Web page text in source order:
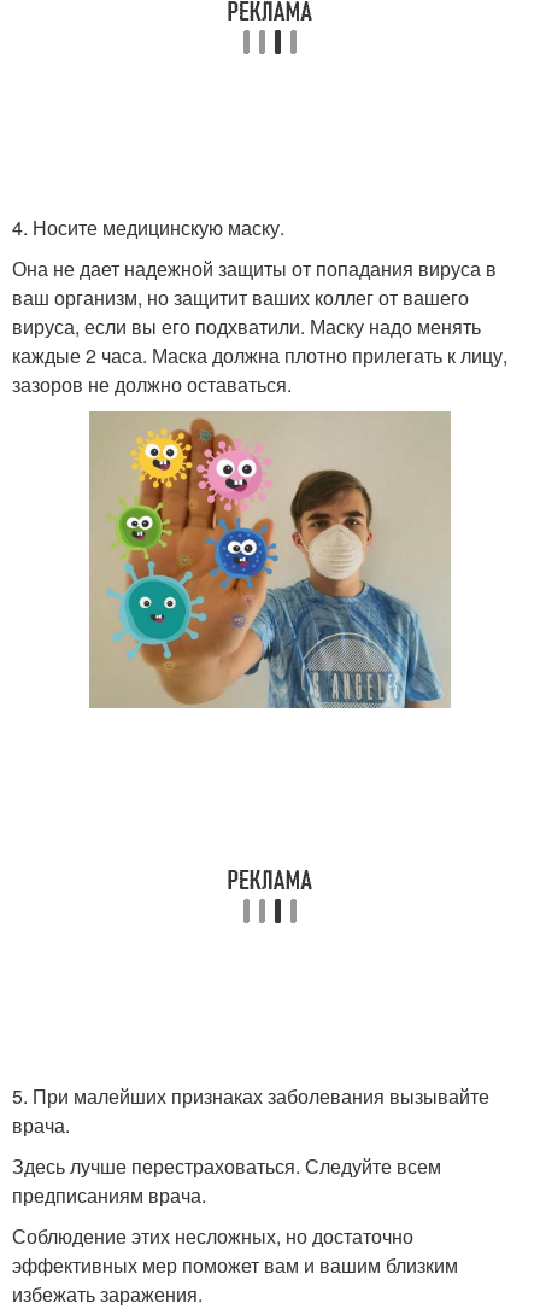
4. Носите медицинскую маску.
Она не дает надежной защиты от попадания вируса в
ваш организм, но защитит ваших коллег от вашего
вируса, если вы его подхватили. Маску надо менять
каждые 2 часа. Маска должна плотно прилегать к лицу,
зазоров не должно оставаться.
5. При малейших признаках заболевания вызывайте
врача.
Здесь лучше перестраховаться. Следуйте всем
предписаниям врача.
Соблюдение этих несложных, но достаточно
эффективных мер поможет вам и вашим близким
избежать заражения.